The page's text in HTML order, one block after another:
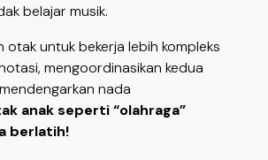
belajar musik.
otak untuk bekerja lebih kompleks
mengoordinasikan kedua
nada
anak seperti “olahraga”
berlatih!